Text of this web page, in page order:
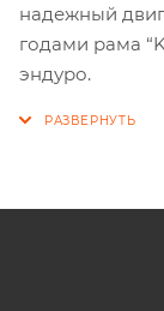
надежный
годами рама
эндуро.